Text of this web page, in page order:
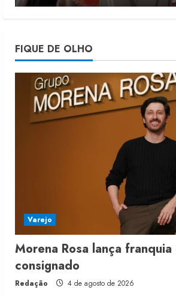
4
5
Projeto testa
moda nacional
4 de agosto de 2026
FIQUE DE OLHO
Varejo
Morena Rosa lança
consignado
Redação 4 de agosto de 2026